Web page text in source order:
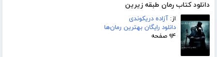
دانلود کتاب رمان طبقه زیرین
از: آزاده دریکوندی
دانلود رایگان بهترین رمان‌ها
۹۴ صفحه